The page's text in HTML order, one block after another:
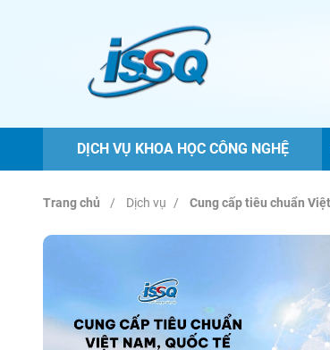
DỊCH VỤ KHOA HỌC CÔNG NGHỆ
Trang chủ Dịch vụ Cung cấp tiêu chuẩn